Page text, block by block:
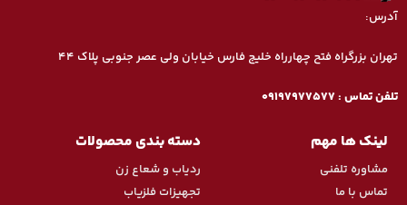
آدرس:
تهران بزرگراه فتح چهارراه خلیج فارس خیابان ولی عصر جنوبی پلاک ۴۴
تلفن تماس : 09197977577
لینک ها مهم
مشاوره تلفنی
تماس با ما
دسته بندی محصولات
ردیاب و شعاع زن
تجهیزات فلزیاب
تماس تلفنی
ارسال پیام